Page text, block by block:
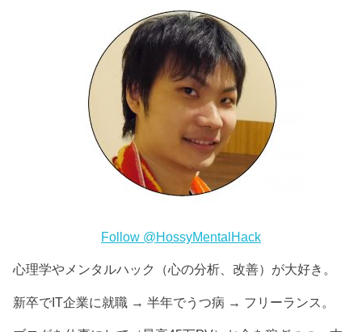
Follow @HossyMentalHack
心理学やメンタルハック（心の分析、改善）が大好き。
新卒でIT企業に就職 → 半年でうつ病 → フリーランス。